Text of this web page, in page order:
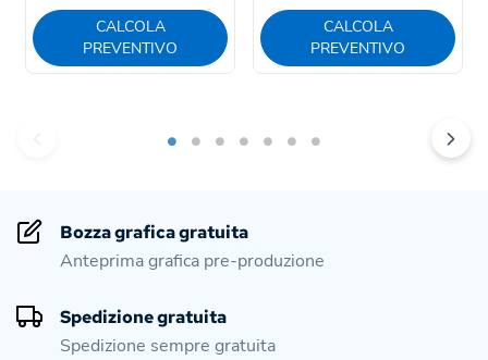
CALCOLA
PREVENTIVO
CALCOLA
PREVENTIVO
Bozza grafica gratuita
Anteprima grafica pre-produzione
Spedizione gratuita
Spedizione sempre gratuita